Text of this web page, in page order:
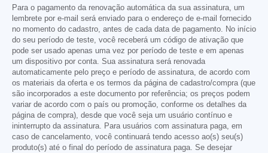
Para o pagamento da renovação automática da sua assinatura, um
lembrete por e-mail será enviado para o endereço de e-mail fornecido
no momento do cadastro, antes de cada data de pagamento. No início
do seu período de teste, você receberá um código de ativação que
pode ser usado apenas uma vez por período de teste e em apenas
um dispositivo por conta. Sua assinatura será renovada
automaticamente pelo preço e período de assinatura, de acordo com
os materiais da oferta e os termos da página de cadastro/compra (que
são incorporados a este documento por referência; os preços podem
variar de acordo com o país ou promoção, conforme os detalhes da
página de compra), desde que você seja um usuário contínuo e
ininterrupto da assinatura. Para usuários com assinatura paga, em
caso de cancelamento, você continuará tendo acesso ao(s) seu(s)
produto(s) até o final do período de assinatura paga. Se desejar